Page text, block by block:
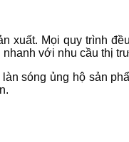
xuất. Mọi quy trình
với nhu cầu thị
sóng ủng hộ sản